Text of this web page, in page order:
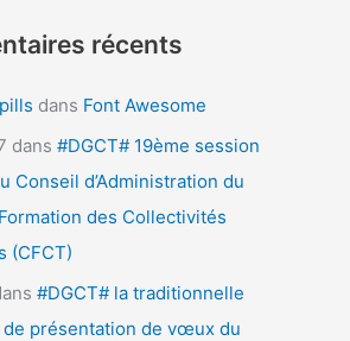
récents
dans Font Awesome
dans #DGCT# 19ème session
Conseil d’Administration du
des Collectivités
(CFCT)
#DGCT# la traditionnelle
présentation de vœux du